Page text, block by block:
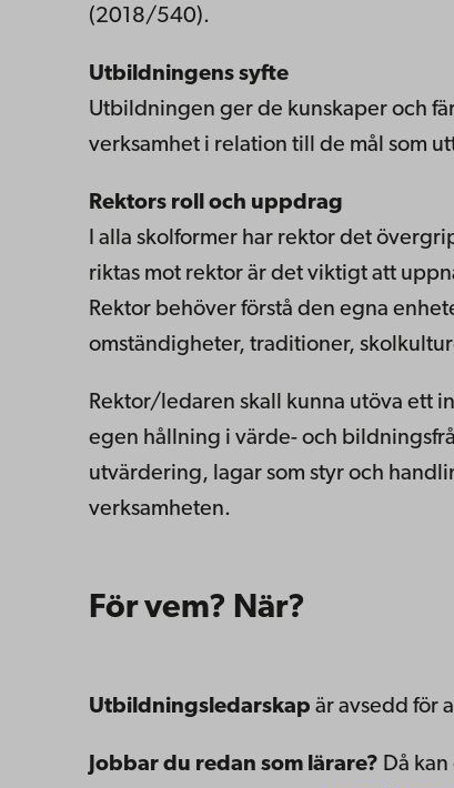
(2018/540).
Utbildningens syfte
Utbildningen ger de kunskaper och
verksamhet i relation till de mål som
Rektors roll och uppdrag
I alla skolformer har rektor det
riktas mot rektor är det viktigt att
Rektor behöver förstå den egna
omständigheter, traditioner,
Rektor/ledaren skall kunna utöva ett
egen hållning i värde- och
utvärdering, lagar som styr och
verksamheten.
För vem? När?
Utbildningsledarskap är avsedd för
Jobbar du redan som lärare? Då